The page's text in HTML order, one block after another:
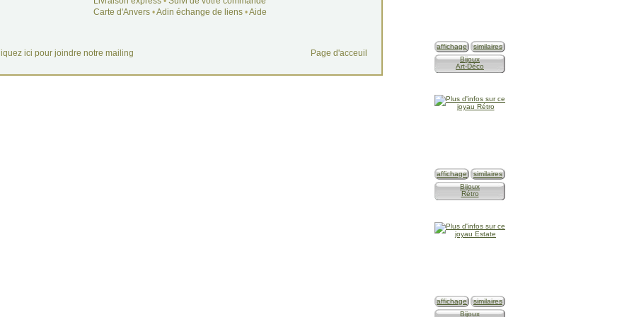
Carte d'Anvers•Adin échange de liens•Aide
ici pour joindre notre mailing Page d'acceuil
affichage
similaires
Bijoux
Art-Déco
affichage
similaires
Bijoux
Rétro
affichage
similaires
Bijoux